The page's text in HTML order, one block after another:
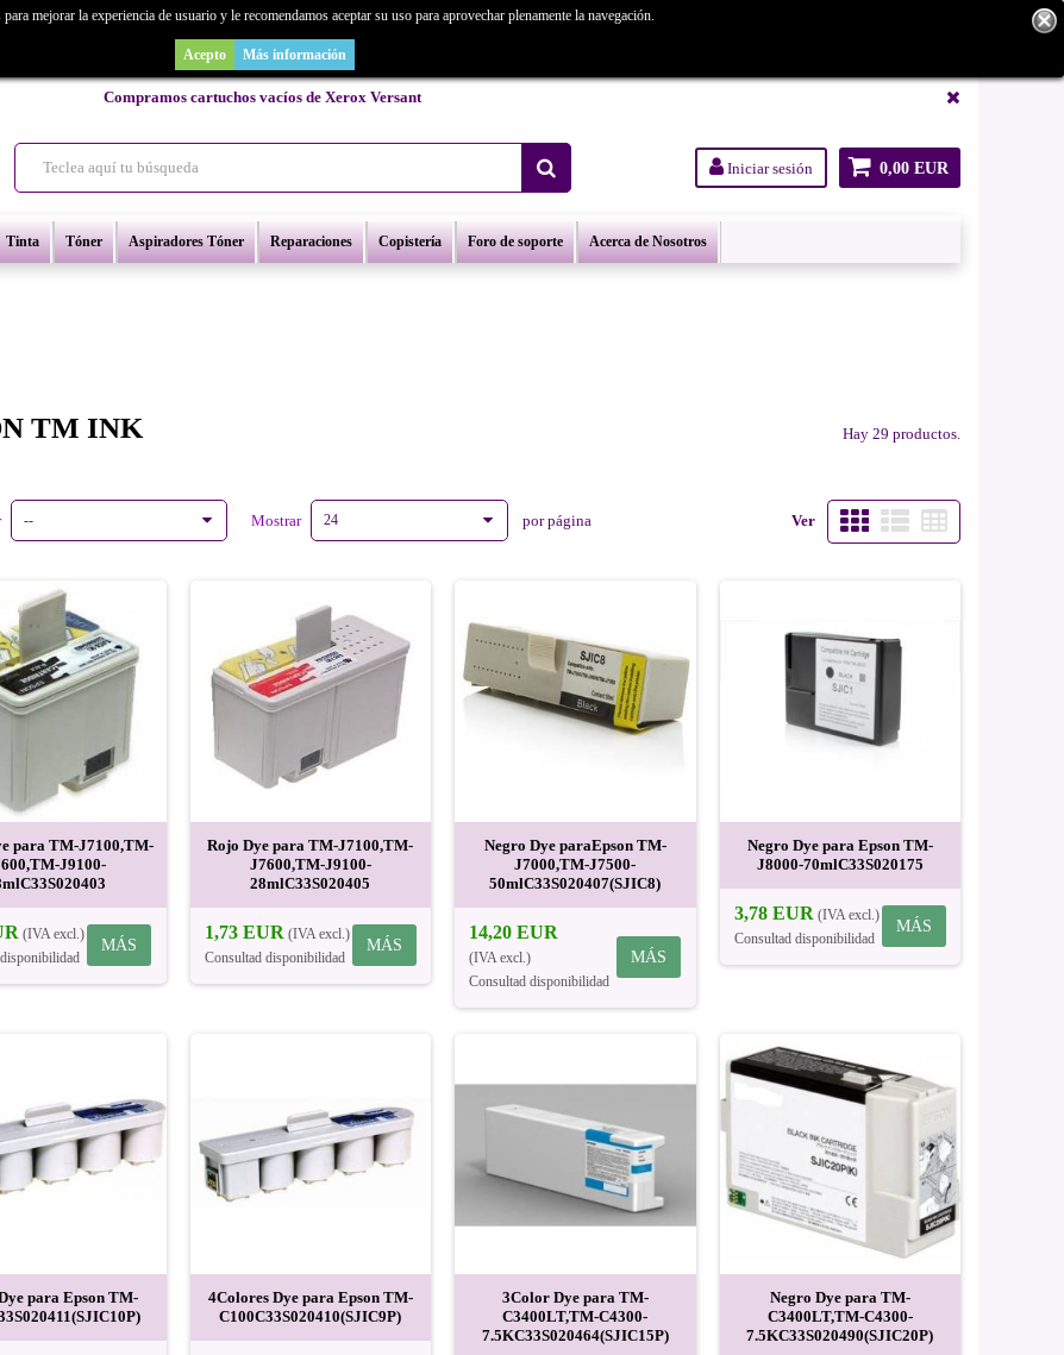
un repuesto de copiadora o buscas una de ocasión y no la encuentras? Consúltanos.
Compramos cartuchos vacíos de Xerox Versant
0,00 EUR
Iniciar sesión
Tinta Tóner Aspiradores Tóner Reparaciones Copistería Foro de soporte Acerca de Nosotros
mejorar la experiencia de usuario y le recomendamos aceptar su uso para aprovechar plenamente la navegación.
Acepto Más información
TM INK Hay 29 productos.
Ver
-- Mostrar 24 por página
para TM-J7100,TM-
J9100-
(IVA excl.)
MÁS
Rojo Dye para TM-J7100,TM-
J7600,TM-J9100-
28mlC33S020405
1,73 EUR (IVA excl.)
Consultad disponibilidad
MÁS
Negro Dye paraEpson TM-
J7000,TM-J7500-
50mlC33S020407(SJIC8)
14,20 EUR
(IVA excl.)
Consultad disponibilidad
MÁS
Negro Dye para Epson TM-
J8000-70mlC33S020175
3,78 EUR (IVA excl.)
Consultad disponibilidad
MÁS
para Epson TM-
4Colores Dye para Epson TM-
C100C33S020410(SJIC9P)
3Color Dye para TM-
C3400LT,TM-C4300-
7.5KC33S020464(SJIC15P)
Negro Dye para TM-
C3400LT,TM-C4300-
7.5KC33S020490(SJIC20P)